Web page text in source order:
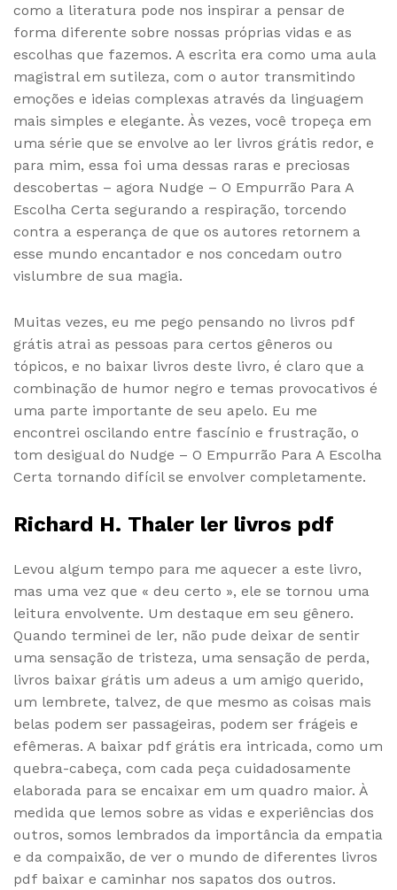
como a literatura pode nos inspirar a pensar de
forma diferente sobre nossas próprias vidas e as
escolhas que fazemos. A escrita era como uma aula
magistral em sutileza, com o autor transmitindo
emoções e ideias complexas através da linguagem
mais simples e elegante. Às vezes, você tropeça em
uma série que se envolve ao ler livros grátis redor, e
para mim, essa foi uma dessas raras e preciosas
descobertas – agora Nudge – O Empurrão Para A
Escolha Certa segurando a respiração, torcendo
contra a esperança de que os autores retornem a
esse mundo encantador e nos concedam outro
vislumbre de sua magia.
Muitas vezes, eu me pego pensando no livros pdf
grátis atrai as pessoas para certos gêneros ou
tópicos, e no baixar livros deste livro, é claro que a
combinação de humor negro e temas provocativos é
uma parte importante de seu apelo. Eu me
encontrei oscilando entre fascínio e frustração, o
tom desigual do Nudge – O Empurrão Para A Escolha
Certa tornando difícil se envolver completamente.
Richard H. Thaler ler livros pdf
Levou algum tempo para me aquecer a este livro,
mas uma vez que « deu certo », ele se tornou uma
leitura envolvente. Um destaque em seu gênero.
Quando terminei de ler, não pude deixar de sentir
uma sensação de tristeza, uma sensação de perda,
livros baixar grátis um adeus a um amigo querido,
um lembrete, talvez, de que mesmo as coisas mais
belas podem ser passageiras, podem ser frágeis e
efêmeras. A baixar pdf grátis era intricada, como um
quebra-cabeça, com cada peça cuidadosamente
elaborada para se encaixar em um quadro maior. À
medida que lemos sobre as vidas e experiências dos
outros, somos lembrados da importância da empatia
e da compaixão, de ver o mundo de diferentes livros
pdf baixar e caminhar nos sapatos dos outros.